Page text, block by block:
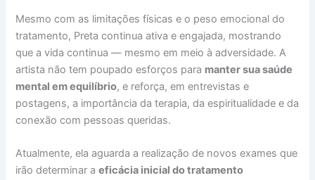
Mesmo com as limitações físicas e o peso emocional do
tratamento, Preta continua ativa e engajada, mostrando
que a vida continua — mesmo em meio à adversidade. A
artista não tem poupado esforços para manter sua saúde
mental em equilíbrio, e reforça, em entrevistas e
postagens, a importância da terapia, da espiritualidade e da
conexão com pessoas queridas.
Atualmente, ela aguarda a realização de novos exames que
irão determinar aeficácia inicial do tratamento